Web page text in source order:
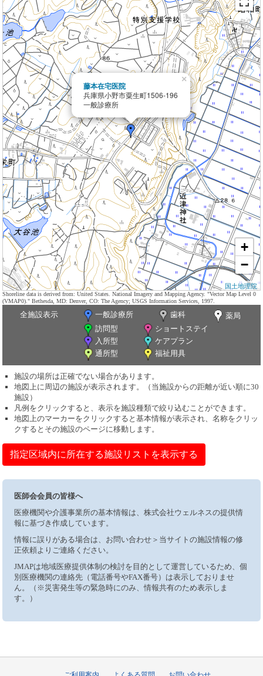
藤本在宅医院
兵庫県小野市粟生町1506-196
一般診療所
×
+
−
国土地理院
Shoreline data is derived from: United States. National Imagery and Mapping Agency. "Vector Map Level 0
(VMAP0)." Bethesda, MD: Denver, CO: The Agency; USGS Information Services, 1997.
全施設表示 一般診療所 歯科
薬局
訪問型
ショートステイ
入所型
ケアプラン
通所型
福祉用具
施設の場所は正確でない場合があります。
地図上に周辺の施設が表示されます。（当施設からの距離が近い順に30
施設）
凡例をクリックすると、表示を施設種類で絞り込むことができます。
地図上のマーカーをクリックすると基本情報が表示され、名称をクリッ
クするとその施設のページに移動します。
指定区域内に所在する施設リストを表示する
医師会会員の皆様へ
医療機関や介護事業所の基本情報は、株式会社ウェルネスの提供情
報に基づき作成しています。
情報に誤りがある場合は、お問い合わせ＞当サイトの施設情報の修
正依頼よりご連絡ください。
JMAPは地域医療提供体制の検討を目的として運営しているため、個
別医療機関の連絡先（電話番号やFAX番号）は表示しておりませ
ん。（※災害発生等の緊急時にのみ、情報共有のため表示しま
す。）